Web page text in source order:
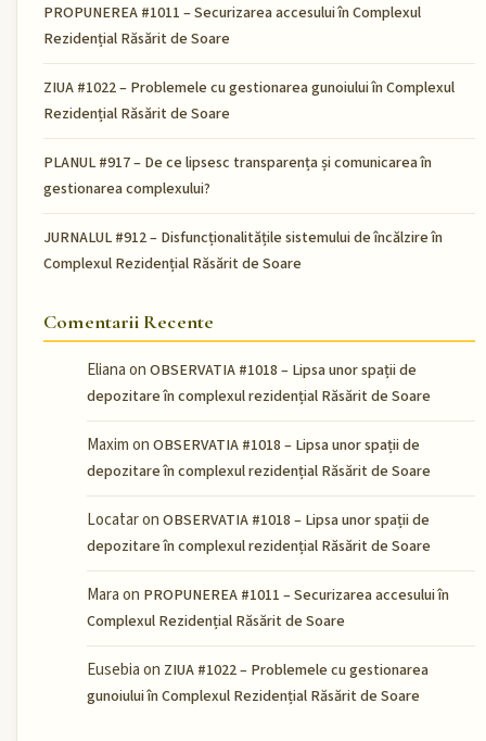
PROPUNEREA #1011 – Securizarea accesului în Complexul
Rezidențial Răsărit de Soare
ZIUA #1022 – Problemele cu gestionarea gunoiului în Complexul
Rezidențial Răsărit de Soare
PLANUL #917 – De ce lipsesc transparența și comunicarea în
gestionarea complexului?
JURNALUL #912 – Disfuncționalitățile sistemului de încălzire în
Complexul Rezidențial Răsărit de Soare
Comentarii Recente
Elianaon OBSERVATIA #1018 – Lipsa unor spații de
depozitare în complexul rezidențial Răsărit de Soare
Maximon OBSERVATIA #1018 – Lipsa unor spații de
depozitare în complexul rezidențial Răsărit de Soare
Locataron OBSERVATIA #1018 – Lipsa unor spații de
depozitare în complexul rezidențial Răsărit de Soare
Maraon PROPUNEREA #1011 – Securizarea accesului în
Complexul Rezidențial Răsărit de Soare
Eusebiaon ZIUA #1022 – Problemele cu gestionarea
gunoiului în Complexul Rezidențial Răsărit de Soare